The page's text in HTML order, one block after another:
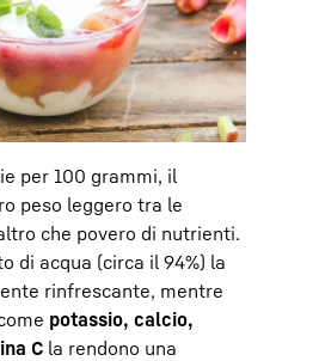
per 100 grammi, il
peso leggero tra le
che povero di nutrienti.
di acqua (circa il 94%) la
rinfrescante, mentre
potassio, calcio,
C la rendono una